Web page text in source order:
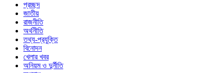
প্রচ্ছদ
জাতীয়
রাজনীতি
অর্থনীতি
তথ্য-প্রযুক্তি
বিনোদন
খেলার খবর
অনিয়ম ও দুর্নীতি